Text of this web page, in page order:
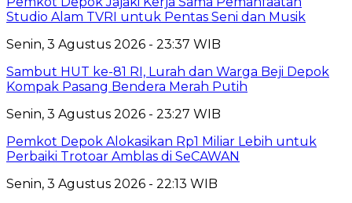
Studio Alam TVRI untuk Pentas Seni dan Musik
Senin, 3 Agustus 2026 - 23:37 WIB
Sambut HUT ke-81 RI, Lurah dan Warga Beji Depok
Kompak Pasang Bendera Merah Putih
Senin, 3 Agustus 2026 - 23:27 WIB
Pemkot Depok Alokasikan Rp1 Miliar Lebih untuk
Perbaiki Trotoar Amblas di SeCAWAN
Senin, 3 Agustus 2026 - 22:13 WIB